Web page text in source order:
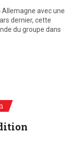
avec une
dernier, cette
du groupe dans